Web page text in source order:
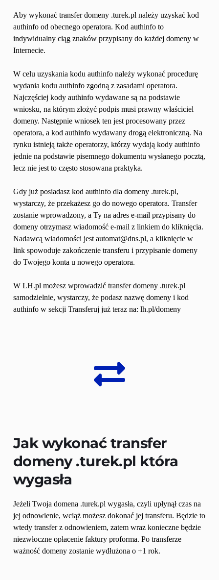
Aby wykonać transfer domeny .turek.pl należy uzyskać kod
authinfo od obecnego operatora. Kod authinfo to
indywidualny ciąg znaków przypisany do każdej domeny w
Internecie.
W celu uzyskania kodu authinfo należy wykonać procedurę
wydania kodu authinfo zgodną z zasadami operatora.
Najczęściej kody authinfo wydawane są na podstawie
wniosku, na którym złożyć podpis musi prawny właściciel
domeny. Następnie wniosek ten jest procesowany przez
operatora, a kod authinfo wydawany drogą elektroniczną. Na
rynku istnieją także operatorzy, którzy wydają kody authinfo
jednie na podstawie pisemnego dokumentu wysłanego pocztą,
lecz nie jest to często stosowana praktyka.
Gdy już posiadasz kod authinfo dla domeny .turek.pl,
wystarczy, że przekażesz go do nowego operatora. Transfer
zostanie wprowadzony, a Ty na adres e-mail przypisany do
domeny otrzymasz wiadomość e-mail z linkiem do kliknięcia.
Nadawcą wiadomości jest automat@dns.pl, a kliknięcie w
link spowoduje zakończenie transferu i przypisanie domeny
do Twojego konta u nowego operatora.
W LH.pl możesz wprowadzić transfer domeny .turek.pl
samodzielnie, wystarczy, że podasz nazwę domeny i kod
authinfo w sekcji Transferuj już teraz na: lh.pl/domeny
Jak wykonać transfer
domeny .turek.pl która
wygasła
Jeżeli Twoja domena .turek.pl wygasła, czyli upłynął czas na
jej odnowienie, wciąż możesz dokonać jej transferu. Będzie to
wtedy transfer z odnowieniem, zatem wraz konieczne będzie
niezwłoczne opłacenie faktury proforma. Po transferze
ważność domeny zostanie wydłużona o +1 rok.